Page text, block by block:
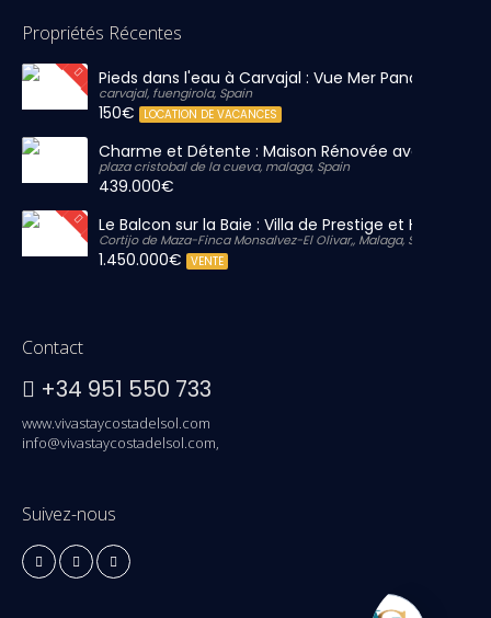
Propriétés Récentes
Pieds dans l'eau à Carvajal : Vue Mer Panoramique
carvajal, fuengirola, Spain
150€ LOCATION DE VACANCES
Charme et Détente : Maison Rénovée avec Grand
plaza cristobal de la cueva, malaga, Spain
439.000€
Le Balcon sur la Baie : Villa de Prestige et Horizon
Cortijo de Maza-Finca Monsalvez-El Olivar,, Malaga, Spain
1.450.000€ VENTE
Contact
+34 951 550 733
www.vivastaycostadelsol.com
info@vivastaycostadelsol.com,
Suivez-nous